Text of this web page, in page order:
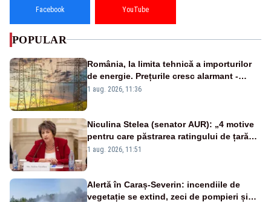
Facebook YouTube
POPULAR
România, la limita tehnică a importurilor
de energie. Prețurile cresc alarmant -
Analiză Realitatea Plus
1 aug. 2026, 11:36
Niculina Stelea (senator AUR): „4 motive
pentru care păstrarea ratingului de țară
nu este o reușită pentru Guvernul
1 aug. 2026, 11:51
Alertă în Caraș-Severin: incendiile de
vegetație se extind, zeci de pompieri și